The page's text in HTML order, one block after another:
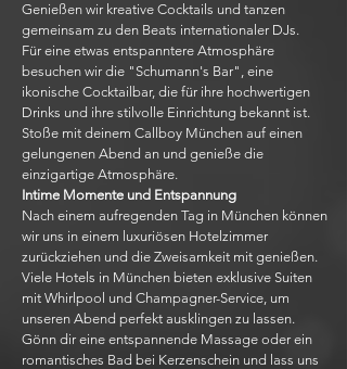
Genießen wir kreative Cocktails und tanzen
gemeinsam zu den Beats internationaler DJs.
Für eine etwas entspanntere Atmosphäre
besuchen wir die "Schumann's Bar", eine
ikonische Cocktailbar, die für ihre hochwertigen
Drinks und ihre stilvolle Einrichtung bekannt ist.
Stoße mit deinem Callboy München auf einen
gelungenen Abend an und genieße die
einzigartige Atmosphäre.
Intime Momente und Entspannung
Nach einem aufregenden Tag in München können
wir uns in einem luxuriösen Hotelzimmer
zurückziehen und die Zweisamkeit mit genießen.
Viele Hotels in München bieten exklusive Suiten
mit Whirlpool und Champagner-Service, um
unseren Abend perfekt ausklingen zu lassen.
Gönn dir eine entspannende Massage oder ein
romantisches Bad bei Kerzenschein und lass uns